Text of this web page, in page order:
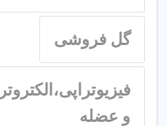
گل فروشی
و عضله